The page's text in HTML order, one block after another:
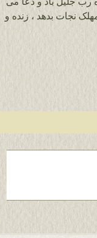
نجات بدهد ، زنده و